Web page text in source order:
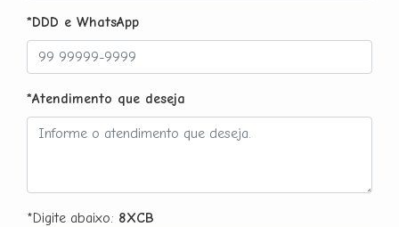
*DDD e WhatsApp
*Atendimento que deseja
*Digite abaixo: 8XCB